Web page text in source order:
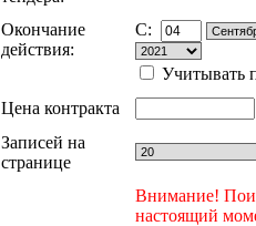
Окончание
действия:
C:
Учитывать
Цена контракта
Записей на
странице
Внимание!
настоящий